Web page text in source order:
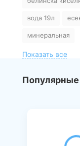
безопасности
минеральную
выявлено
сульфатов.
продукции
вода 19л
минеральная
Показать все
Популярные